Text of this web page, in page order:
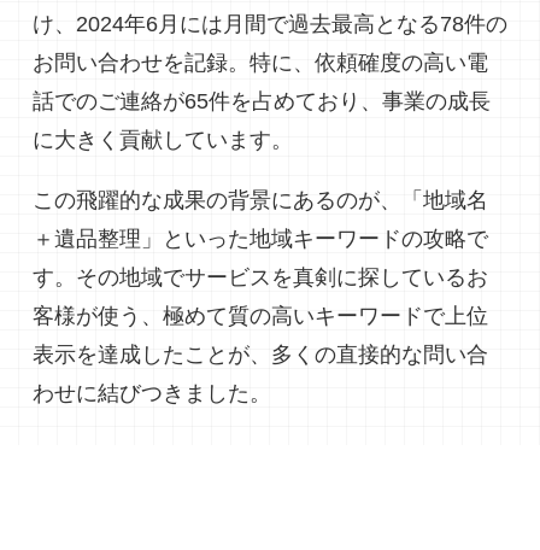
け、2024年6月には月間で過去最高となる78件の
お問い合わせを記録。特に、依頼確度の高い電
話でのご連絡が65件を占めており、事業の成長
に大きく貢献しています。
この飛躍的な成果の背景にあるのが、「地域名
＋遺品整理」といった地域キーワードの攻略で
す。その地域でサービスを真剣に探しているお
客様が使う、極めて質の高いキーワードで上位
表示を達成したことが、多くの直接的な問い合
わせに結びつきました。